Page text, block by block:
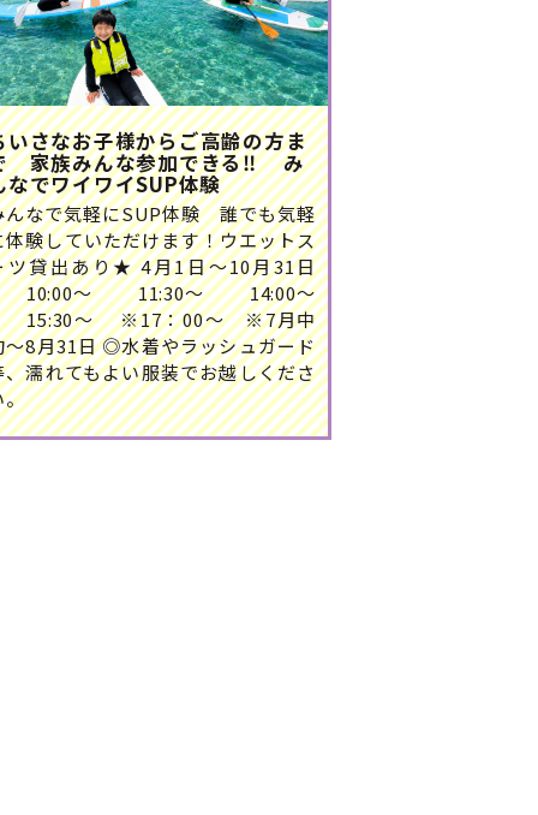
いさなお子様からご高齢の方ま
家族みんな参加できる‼ み
なでワイワイSUP体験
んなで気軽にSUP体験 誰でも気軽
体験していただけます！ウエットス
ツ貸出あり★ 4月1日～10月31日
～ 11:30～ 14:00～
～ ※17：00～ ※7月中
～8月31日 ◎水着やラッシュガード
、濡れてもよい服装でお越しくださ
。